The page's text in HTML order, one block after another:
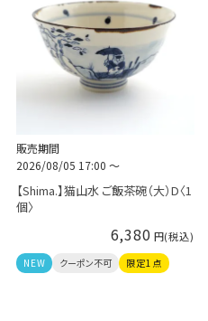
販売期間
2026/08/05 17:00 〜
【Shima.】猫山水 ご飯茶碗（大）D〈1
個〉
6,380
NEW クーポン不可 限定1点